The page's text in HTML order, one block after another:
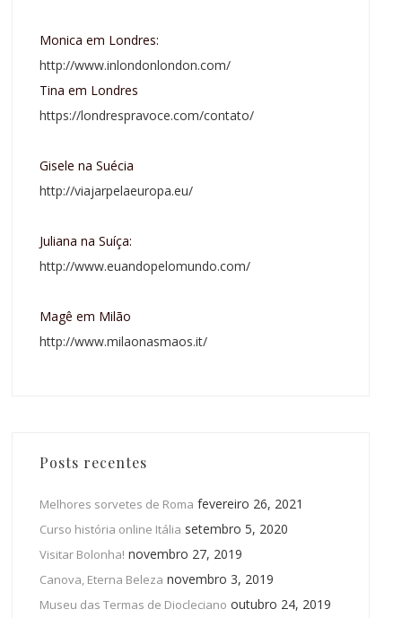
Monica em Londres:
http://www.inlondonlondon.com/
Tina em Londres
https://londrespravoce.com/contato/
Gisele na Suécia
http://viajarpelaeuropa.eu/
Juliana na Suíça:
http://www.euandopelomundo.com/
Magê em Milão
http://www.milaonasmaos.it/
Posts recentes
Melhores sorvetes de Roma fevereiro 26, 2021
Curso história online Itália setembro 5, 2020
Visitar Bolonha! novembro 27, 2019
Canova, Eterna Beleza novembro 3, 2019
Museu das Termas de Diocleciano outubro 24, 2019